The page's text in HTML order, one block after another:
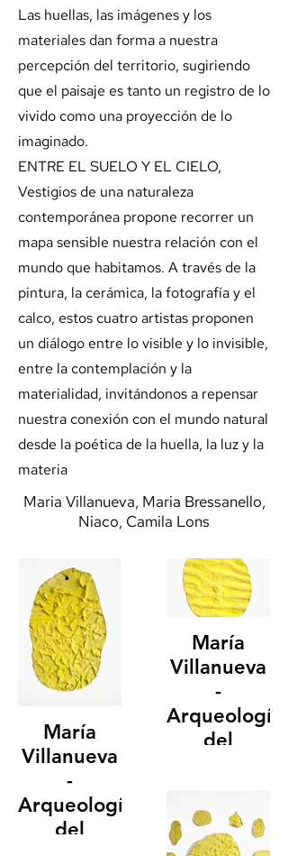
Las huellas, las imágenes y los
materiales dan forma a nuestra
percepción del territorio, sugiriendo
que el paisaje es tanto un registro de lo
vivido como una proyección de lo
imaginado.
ENTRE EL SUELO Y EL CIELO,
Vestigios de una naturaleza
contemporánea propone recorrer un
mapa sensible nuestra relación con el
mundo que habitamos. A través de la
pintura, la cerámica, la fotografía y el
calco, estos cuatro artistas proponen
un diálogo entre lo visible y lo invisible,
entre la contemplación y la
materialidad, invitándonos a repensar
nuestra conexión con el mundo natural
desde la poética de la huella, la luz y la
materia
Maria Villanueva, Maria Bressanello,
Niaco, Camila Lons
María
Villanueva
-
Arqueologías
del
María
Villanueva
-
Arqueologías
del
agua yeso
pigmentado
2025